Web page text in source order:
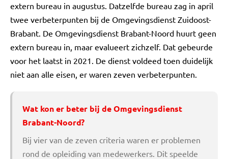
extern bureau in augustus. Datzelfde bureau zag in april
twee verbeterpunten bij de Omgevingsdienst Zuidoost-
Brabant. De Omgevingsdienst Brabant-Noord huurt geen
extern bureau in, maar evalueert zichzelf. Dat gebeurde
voor het laatst in 2021. De dienst voldeed toen duidelijk
niet aan alle eisen, er waren zeven verbeterpunten.
Wat kon er beter bij de Omgevingsdienst
Brabant-Noord?
Bij vier van de zeven criteria waren er problemen
rond de opleiding van medewerkers. Dit speelde